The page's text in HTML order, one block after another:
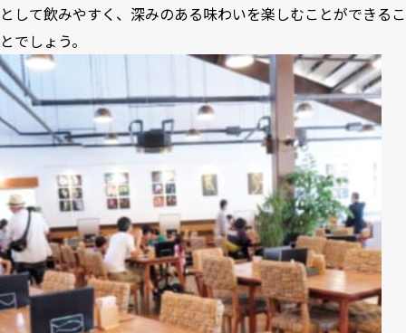
として飲みやすく、深みのある味わいを楽しむことができるこ
とでしょう。